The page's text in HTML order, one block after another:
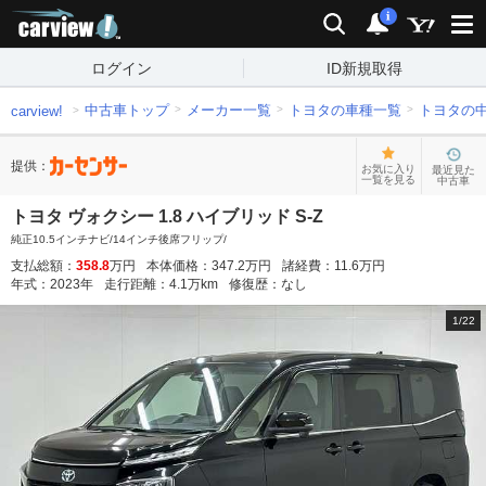
検索 通知
i
ログイン ID新規取得
carview! 中古車トップ メーカー一覧 トヨタの車種一覧 トヨタの
提供：
お気に入り
一覧を見る
最近見た
中古車
トヨタ ヴォクシー 1.8 ハイブリッド S-Z
純正10.5インチナビ/14インチ後席フリップ/
支払総額： 358.8万円 本体価格： 347.2万円 諸経費： 11.6万円
年式： 2023年 走行距離： 4.1万km 修復歴： なし
1/22